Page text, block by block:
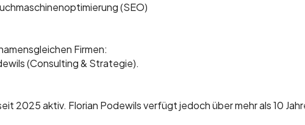
(SEO)
Firmen:
(Consulting & Strategie).
2025 aktiv. Florian Podewils verfügt jedoch über mehr als 10